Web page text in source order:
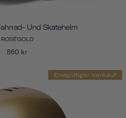
Und Skatehelm
ROSÉGOLD
860 kr
Endgültiger Verkauf